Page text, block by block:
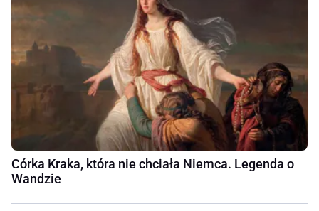
Córka Kraka, która nie chciała Niemca. Legenda o
Wandzie